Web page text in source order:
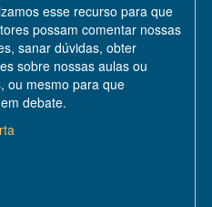
esse recurso para que
possam comentar nossas
sanar dúvidas, obter
sobre nossas aulas ou
ou mesmo para que
debate.